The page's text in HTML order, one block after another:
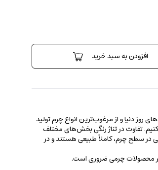
افزودن به سبد خرید
روز دنیا و از مرغوب‌ترین انواع چرم تولید
کنیم. تفاوت در تناژ رنگی بخش‌های مختلف
سطح چرم، کاملاً طبیعی هستند و در
محصولات چرمی ضروری است.